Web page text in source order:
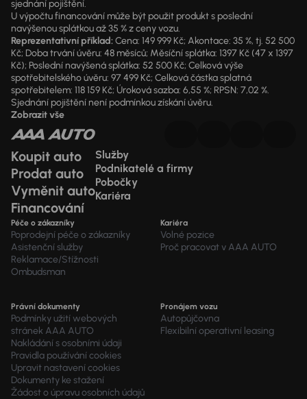
sjednání pojištění.
U výpočtu financování může být použit produkt s poslední
navýšenou splátkou až 35 % z ceny vozu.
Reprezentativní příklad:Cena: 149 999 Kč; Akontace: 35 %, tj. 52 500
Kč; Doba trvání úvěru: 48 měsíců; Měsíční splátka: 1397 Kč (47 x 1397
Kč); Poslední navýšená splátka: 52 500 Kč; Celková výše
spotřebitelského úvěru: 97 499 Kč; Celková částka splatná
spotřebitelem: 118 159 Kč; Úroková sazba: 6,55 %; RPSN: 7,02 %.
Sjednání pojištění není podmínkou získání úvěru.
Zobrazit vše
Koupit auto
Prodat auto
Vyměnit auto
Financování
Služby
Podnikatelé a firmy
Pobočky
Kariéra
Péče o zákazníky
Poprodejní péče o zákazníky
Asistenční služby
Reklamace/Stížnosti
Ombudsman
Kariéra
Volné pozice
Proč pracovat v AAA AUTO
Právní dokumenty
Podmínky užití webových
stránek AAA AUTO
Nakládání s osobními údaji
Pravidla používání cookies
Upravit nastavení cookies
Dokumenty ke stažení
Žádost o úpravu osobních údajů
Pronájem vozu
Autopůjčovna
Flexibilní operativní leasing